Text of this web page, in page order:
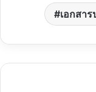
เอกสา